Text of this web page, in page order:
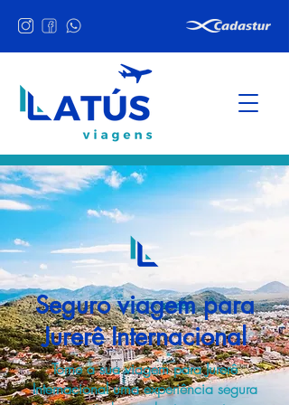
Seguro viagem para
Jurerê Internacional
Torne a sua viagem para Jurerê
Internacional uma experiência segura